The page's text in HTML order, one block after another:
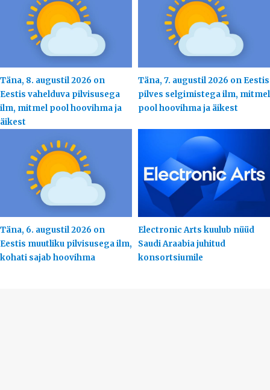
Täna, 8. augustil 2026 on
Eestis vahelduva pilvisusega
ilm, mitmel pool hoovihma ja
äikest
Täna, 7. augustil 2026 on Eestis
pilves selgimistega ilm, mitmel
pool hoovihma ja äikest
Täna, 6. augustil 2026 on
Eestis muutliku pilvisusega ilm,
kohati sajab hoovihma
Electronic Arts kuulub nüüd
Saudi Araabia juhitud
konsortsiumile